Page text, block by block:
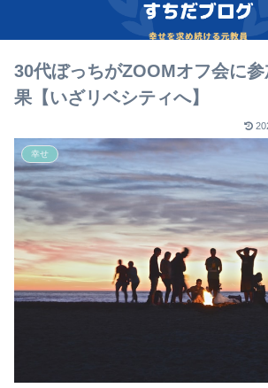
30代ぼっちがZOOMオフ会に
果【いざリベシティへ】
幸せ